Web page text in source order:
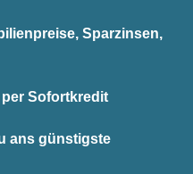
Sparzinsen,
per Sofortkredit
ans günstigste